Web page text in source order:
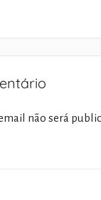
não será